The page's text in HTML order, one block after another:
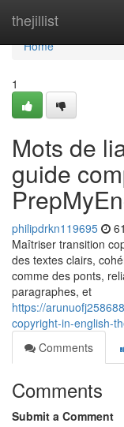
thejillist
Home
Home
1
Mots de
guide
philipdrkn119695
Maîtriser transition
des textes clairs,
comme des ponts,
paragraphes, et
https://
copyright-in-english-
Comments
Comments
Submit a Comment